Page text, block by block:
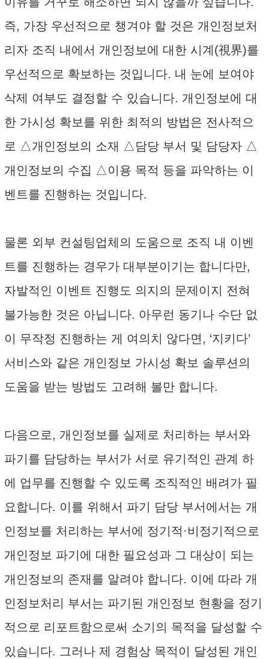
즉, 가장 우선적으로 챙겨야 할 것은 개인정보처
리자 조직 내에서 개인정보에 대한 시계(視界)를
우선적으로 확보하는 것입니다. 내 눈에 보여야
삭제 여부도 결정할 수 있습니다. 개인정보에 대
한 가시성 확보를 위한 최적의 방법은 전사적으
로 △개인정보의 소재 △담당 부서 및 담당자 △
개인정보의 수집 △이용 목적 등을 파악하는 이
벤트를 진행하는 것입니다.
물론 외부 컨설팅업체의 도움으로 조직 내 이벤
트를 진행하는 경우가 대부분이기는 합니다만,
자발적인 이벤트 진행도 의지의 문제이지 전혀
불가능한 것은 아닙니다. 아무런 동기나 수단 없
이 무작정 진행하는 게 여의치 않다면, ‘지키다’
서비스와 같은 개인정보 가시성 확보 솔루션의
도움을 받는 방법도 고려해 볼만 합니다.
다음으로, 개인정보를 실제로 처리하는 부서와
파기를 담당하는 부서가 서로 유기적인 관계 하
에 업무를 진행할 수 있도록 조직적인 배려가 필
요합니다. 이를 위해서 파기 담당 부서에서는 개
인정보를 처리하는 부서에 정기적·비정기적으로
개인정보 파기에 대한 필요성과 그 대상이 되는
개인정보의 존재를 알려야 합니다. 이에 따라 개
인정보처리 부서는 파기된 개인정보 현황을 정기
적으로 리포트함으로써 소기의 목적을 달성할 수
있습니다. 그러나 제 경험상 목적이 달성된 개인